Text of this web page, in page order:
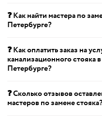
❓ Как найти мастера по
Петербурге?
❓ Как оплатить заказ на
канализационного стояка
Петербурге?
❓ Сколько отзывов
мастеров по замене